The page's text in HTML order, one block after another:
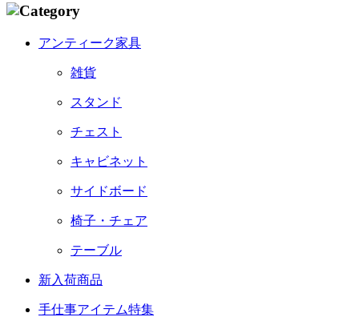
アンティーク家具
雑貨
スタンド
チェスト
キャビネット
サイドボード
椅子・チェア
テーブル
新入荷商品
手仕事アイテム特集